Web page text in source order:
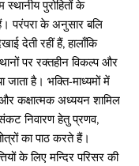
पुरोहितों के
परंपरा के अनुसार बलि
देती रहीं हैं, हालाँकि
पर रक्तहीन विकल्प और
जाता है। भक्ति-माध्यमों में
कक्षात्मक अध्ययन शामिल
निवारण हेतु प्रणव,
का पाठ करते हैं।
के लिए मन्दिर परिसर की